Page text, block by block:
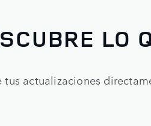
LO
tus actualizaciones